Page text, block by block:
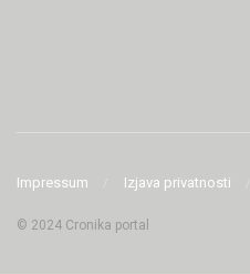
Impressum Izjava privatnosti
© 2024 Cronika portal